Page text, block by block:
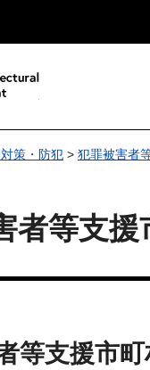
策・防犯 > 犯罪被害者
者等支
等支援市